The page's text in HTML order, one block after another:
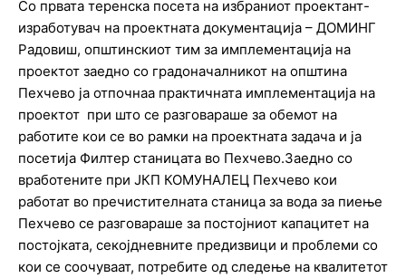
Со првата теренска посета на избраниот проектант-
изработувач на проектната документација – ДОМИНГ
Радовиш, општинскиот тим за имплементација на
проектот заедно со градоначалникот на општина
Пехчево ја отпочнаа практичната имплементација на
проектот при што се разговараше за обемот на
работите кои се во рамки на проектната задача и ја
посетија Филтер станицата во Пехчево.Заедно со
вработените при ЈКП КОМУНАЛЕЦ Пехчево кои
работат во пречистителната станица за вода за пиење
Пехчево се разговараше за постојниот капацитет на
постојката, секојдневните предизвици и проблеми со
кои се соочуваат, потребите од следење на квалитетот